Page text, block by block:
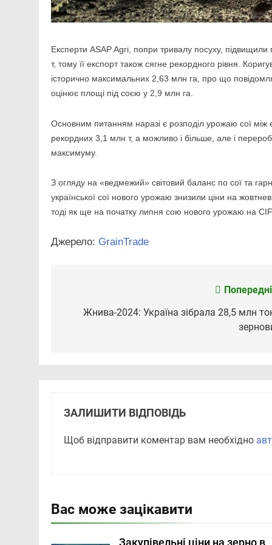
Експерти ASAP Agri, попри тривалу посуху,
т, тому її експорт також сягне рекордного рівня.
історично максимальних 2,63 млн га, про що
оцінює площі під соєю у 2,9 млн га.
Основним питанням наразі є розподіл урожаю сої між
рекордних 3,1 млн т, а можливо і більше, але і
максимуму.
З огляду на «ведмежий» світовий баланс по сої та
української сої нового урожаю знизили ціни на
тоді як ще на початку липня сою нового урожаю на
Джерело: GrainTrade
записів
Жнива-2024: Україна зібрала 28,5 млн
ЗАЛИШИТИ ВІДПОВІДЬ
Щоб відправити коментар вам необхідно
Вас може зацікавити